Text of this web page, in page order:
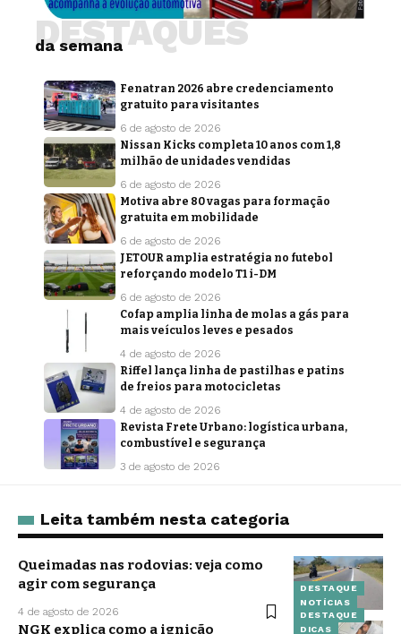
da semana
DESTAQUES
Fenatran 2026 abre credenciamento
gratuito para visitantes
6 de agosto de 2026
Nissan Kicks completa 10 anos com 1,8
milhão de unidades vendidas
6 de agosto de 2026
Motiva abre 80 vagas para formação
gratuita em mobilidade
6 de agosto de 2026
JETOUR amplia estratégia no futebol
reforçando modelo T1 i-DM
6 de agosto de 2026
Cofap amplia linha de molas a gás para
mais veículos leves e pesados
4 de agosto de 2026
Riffel lança linha de pastilhas e patins
de freios para motocicletas
4 de agosto de 2026
Revista Frete Urbano: logística urbana,
combustível e segurança
3 de agosto de 2026
Leita também nesta categoria
DESTAQUE
NOTÍCIAS
Queimadas nas rodovias: veja como
agir com segurança
4 de agosto de 2026
DESTAQUE
DICAS
NGK explica como a ignição